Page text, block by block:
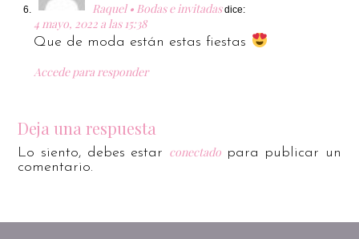
Raquel • Bodas e invitadas dice:
4 mayo, 2022 a las 15:38
Que de moda están estas fiestas
Accede para responder
Deja una respuesta
Lo siento, debes estar conectadopara publicar un
comentario.